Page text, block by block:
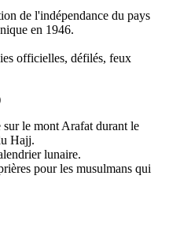
de l'indépendance du pays
en 1946.
officielles, défilés, feux
le mont Arafat durant le
Hajj.
lunaire.
pour les musulmans qui